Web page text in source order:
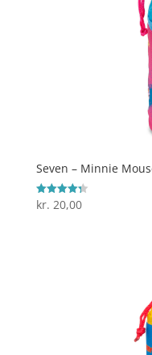
Seven – Minnie
Vurderet
4.3
kr. 20,00